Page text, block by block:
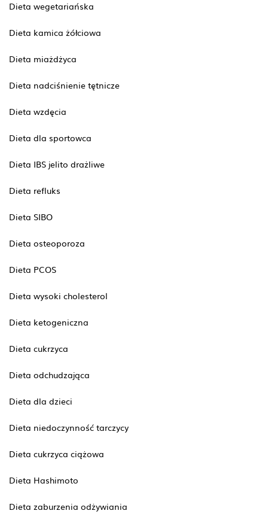
Dieta wegetariańska
Dieta kamica żółciowa
Dieta miażdżyca
Dieta nadciśnienie tętnicze
Dieta wzdęcia
Dieta dla sportowca
Dieta IBS jelito drażliwe
Dieta refluks
Dieta SIBO
Dieta osteoporoza
Dieta PCOS
Dieta wysoki cholesterol
Dieta ketogeniczna
Dieta cukrzyca
Dieta odchudzająca
Dieta dla dzieci
Dieta niedoczynność tarczycy
Dieta cukrzyca ciążowa
Dieta Hashimoto
Dieta zaburzenia odżywiania